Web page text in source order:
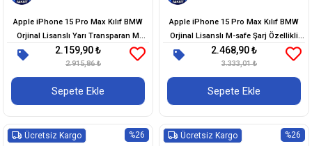
Apple iPhone 15 Pro Max Kılıf BMW
Orjinal Lisanslı Yarı Transparan M
Dizayn Çizgili Kapak
2.159,90 ₺
2.915,86 ₺
Sepete Ekle
Apple iPhone 15 Pro Max Kılıf BMW
Orjinal Lisanslı M-safe Şarj Özellikli
Karbon Fiber Görünümlü ve Metal
Logolu PU Deri Kapak
2.468,90 ₺
3.333,01 ₺
Sepete Ekle
%26
Ücretsiz Kargo %26
Ücretsiz Kargo